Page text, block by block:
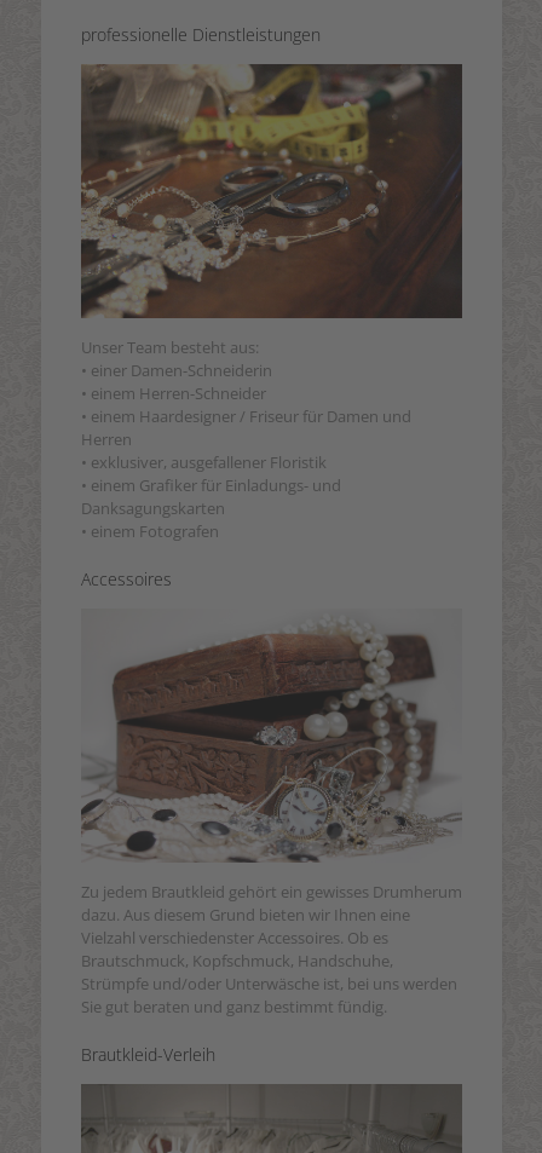
professionelle Dienstleistungen
Unser Team besteht aus:
• einer Damen-Schneiderin
• einem Herren-Schneider
• einem Haardesigner / Friseur für Damen und
Herren
• exklusiver, ausgefallener Floristik
• einem Grafiker für Einladungs- und
Danksagungskarten
• einem Fotografen
Accessoires
Zu jedem Brautkleid gehört ein gewisses Drumherum
dazu. Aus diesem Grund bieten wir Ihnen eine
Vielzahl verschiedenster Accessoires. Ob es
Brautschmuck, Kopfschmuck, Handschuhe,
Strümpfe und/oder Unterwäsche ist, bei uns werden
Sie gut beraten und ganz bestimmt fündig.
Brautkleid-Verleih